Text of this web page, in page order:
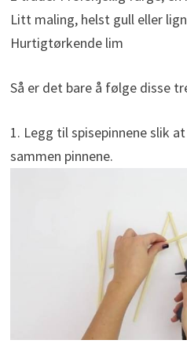
Litt maling, helst gull eller
Hurtigtørkende lim
Så er det bare å følge disse
1. Legg til spisepinnene slik
sammen pinnene.